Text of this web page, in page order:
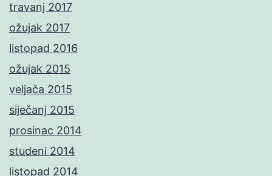
travanj 2017
ožujak 2017
listopad 2016
ožujak 2015
veljača 2015
siječanj 2015
prosinac 2014
studeni 2014
listopad 2014